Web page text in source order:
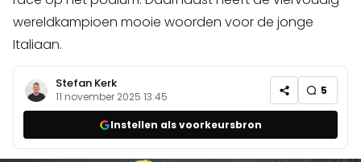
wereldkampioen mooie woorden voor de jonge
Italiaan.
Stefan Kerk
11 november 2025 13:45 5
Instellen als voorkeursbron